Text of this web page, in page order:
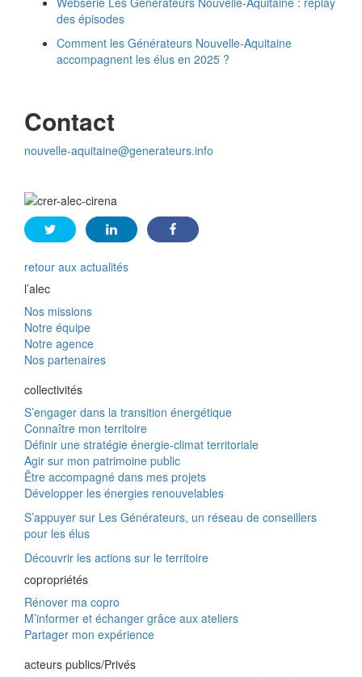
des épisodes
Comment les Générateurs Nouvelle-Aquitaine
accompagnent les élus en 2025 ?
Contact
nouvelle-aquitaine@generateurs.info
retour aux actualités
l’alec
Nos missions
Notre équipe
Notre agence
Nos partenaires
collectivités
S’engager dans la transition énergétique
Connaître mon territoire
Définir une stratégie énergie-climat territoriale
Agir sur mon patrimoine public
Être accompagné dans mes projets
Développer les énergies renouvelables
S’appuyer sur Les Générateurs, un réseau de conseillers
pour les élus
Découvrir les actions sur le territoire
copropriétés
Rénover ma copro
M’informer et échanger grâce aux ateliers
Partager mon expérience
acteurs publics/Privés